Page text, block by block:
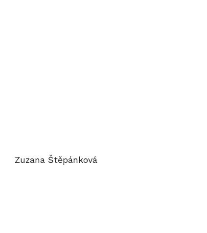
Zuzana Štěpánková